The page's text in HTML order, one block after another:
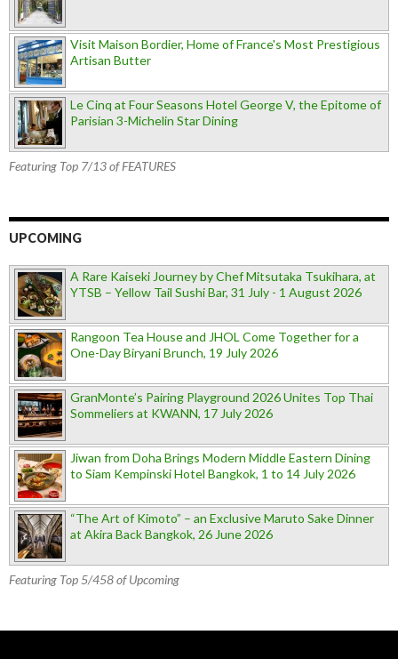
Visit Maison Bordier, Home of France's Most Prestigious
Artisan Butter
Le Cinq at Four Seasons Hotel George V, the Epitome of
Parisian 3-Michelin Star Dining
Featuring Top 7/13 of FEATURES
UPCOMING
A Rare Kaiseki Journey by Chef Mitsutaka Tsukihara, at
YTSB – Yellow Tail Sushi Bar, 31 July - 1 August 2026
Rangoon Tea House and JHOL Come Together for a
One-Day Biryani Brunch, 19 July 2026
GranMonte’s Pairing Playground 2026 Unites Top Thai
Sommeliers at KWANN, 17 July 2026
Jiwan from Doha Brings Modern Middle Eastern Dining
to Siam Kempinski Hotel Bangkok, 1 to 14 July 2026
“The Art of Kimoto” – an Exclusive Maruto Sake Dinner
at Akira Back Bangkok, 26 June 2026
Featuring Top 5/458 of Upcoming